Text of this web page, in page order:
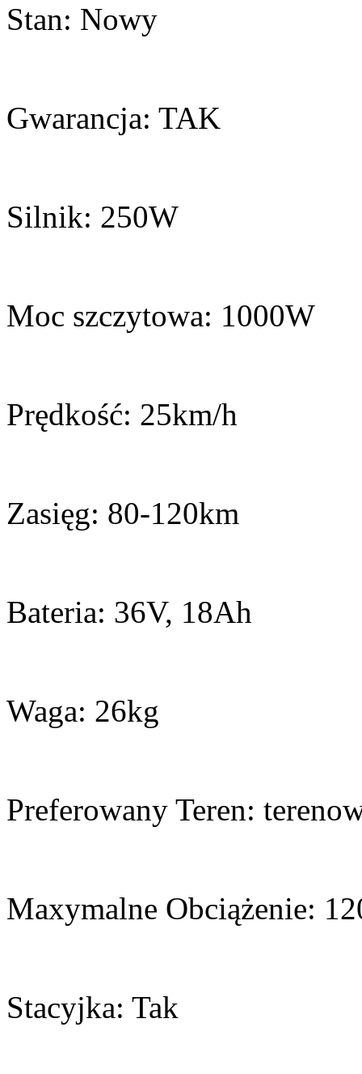
Stan: Nowy
Gwarancja: TAK
Silnik: 250W
Moc szczytowa: 1000W
Prędkość: 25km/h
Zasięg: 80-120km
Bateria: 36V, 18Ah
Waga: 26kg
Preferowany Teren:
Maxymalne Obciążenie:
Stacyjka: Tak